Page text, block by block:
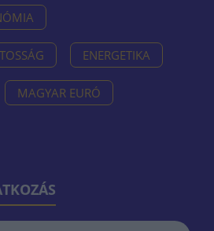
ENERGETIKA
MAGYAR EURÓ